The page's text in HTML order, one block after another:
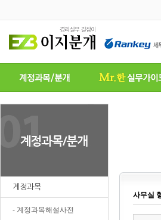
계정과목
- 계정과목해설사전
사무실